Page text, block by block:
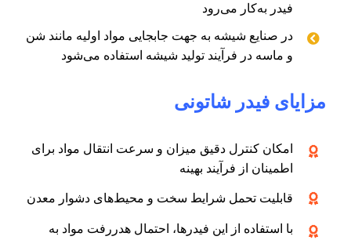
فیدر به‌کار می‌رود
در صنایع شیشه به جهت جابجایی مواد اولیه مانند شن
و ماسه در فرآیند تولید شیشه استفاده می‌شود
مزایای فیدر شاتونی
امکان کنترل دقیق میزان و سرعت انتقال مواد برای
اطمینان از فرآیند بهینه
قابلیت تحمل شرایط سخت و محیط‌های دشوار معدن
با استفاده از این فیدرها، احتمال هدررفت مواد به